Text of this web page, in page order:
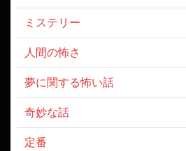
ミステリー
人間の怖さ
夢に関する怖い話
奇妙な話
定番